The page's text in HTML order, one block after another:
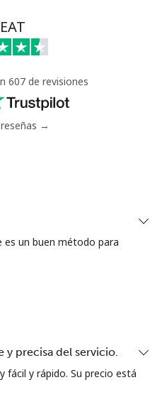
⁦€10⁩
607 de revisiones
→
es un buen método para
precisa del servicio.
fácil y rápido. Su precio está